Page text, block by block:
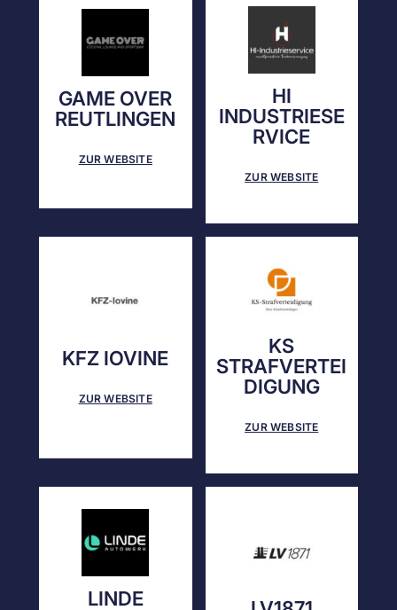
GAME OVER
REUTLINGEN
ZUR WEBSITE
HI
INDUSTRIESE
RVICE
ZUR WEBSITE
KFZ IOVINE
ZUR WEBSITE
KS
STRAFVERTEI
DIGUNG
ZUR WEBSITE
LINDE